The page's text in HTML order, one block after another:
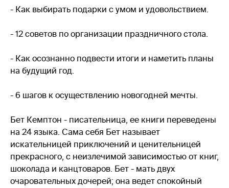
- Как выбирать подарки с умом и удовольствием.
- 12 советов по организации праздничного стола.
- Как осознанно подвести итоги и наметить планы
на будущий год.
- 6 шагов к осуществлению новогодней мечты.
Бет Кемптон - писательница, ее книги переведены
на 24 языка. Сама себя Бет называет
искательницей приключений и ценительницей
прекрасного, с неизлечимой зависимостью от книг,
шоколада и канцтоваров. Бет - мать двух
очаровательных дочерей; она ведет спокойный